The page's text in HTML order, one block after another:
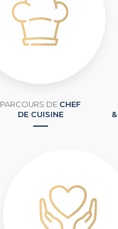
PARCOURS DE CHEF
DE CUISINE